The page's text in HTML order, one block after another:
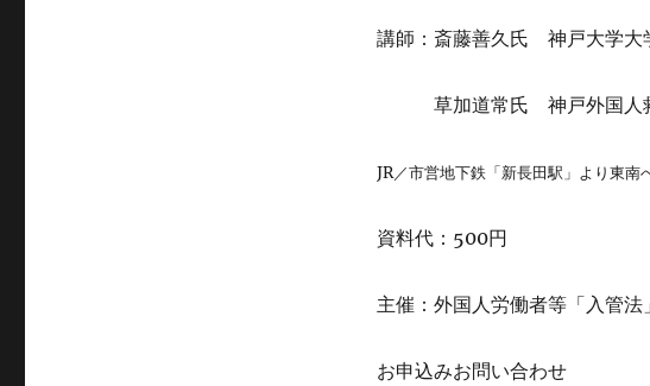
講師：斎藤善久氏 神戸大学大
草加道常氏 神戸外国人救
JR／市営地下鉄「新長田駅」より東南
資料代：500円
主催：外国人労働者等「入管法
お申込みお問い合わせ